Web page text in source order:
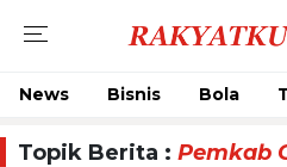
News Bisnis Bola
Topik Berita : Pemkab